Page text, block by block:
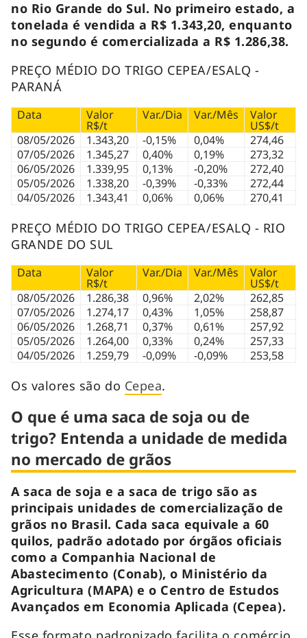
no Rio Grande do Sul. No primeiro estado, a
tonelada é vendida a R$ 1.343,20, enquanto
no segundo é comercializada a R$ 1.286,38.
PREÇO MÉDIO DO TRIGO CEPEA/ESALQ -
PARANÁ
Data Valor
R$/t
Var./Dia Var./Mês Valor
US$/t
08/05/2026
1.343,20 -0,15% 0,04%
274,46
07/05/2026
1.345,27 0,40% 0,19%
273,32
06/05/2026
1.339,95 0,13% -0,20%
272,40
05/05/2026
1.338,20 -0,39% -0,33%
272,44
04/05/2026
1.343,41 0,06% 0,06% 270,41
PREÇO MÉDIO DO TRIGO CEPEA/ESALQ - RIO
GRANDE DO SUL
Data Valor
R$/t
Var./Dia Var./Mês Valor
US$/t
08/05/2026
1.286,38 0,96% 2,02%
262,85
07/05/2026
1.274,17 0,43% 1,05%
258,87
06/05/2026
1.268,71 0,37% 0,61%
257,92
05/05/2026
1.264,00 0,33% 0,24%
257,33
04/05/2026
1.259,79 -0,09% -0,09% 253,58
Os valores são do Cepea.
O que é uma saca de soja ou de
trigo? Entenda a unidade de medida
no mercado de grãos
A saca de soja e a saca de trigo são as
principais unidades de comercialização de
grãos no Brasil. Cada saca equivale a 60
quilos, padrão adotado por órgãos oficiais
como a Companhia Nacional de
Abastecimento (Conab), o Ministério da
Agricultura (MAPA) e o Centro de Estudos
Avançados em Economia Aplicada (Cepea).